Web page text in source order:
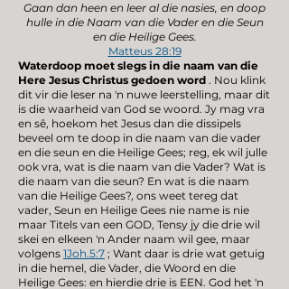
Gaan dan heen en leer al die nasies, en doop
hulle in die Naam van die Vader en die Seun
en die Heilige Gees.
Matteus 28:19
Waterdoop moet slegs in die naam van die
Here Jesus Christus gedoen word . Nou klink
dit vir die leser na 'n nuwe leerstelling, maar dit
is die waarheid van God se woord. Jy mag vra
en sê, hoekom het Jesus dan die dissipels
beveel om te doop in die naam van die vader
en die seun en die Heilige Gees; reg, ek wil julle
ook vra, wat is die naam van die Vader? Wat is
die naam van die seun? En wat is die naam
van die Heilige Gees?, ons weet tereg dat
vader, Seun en Heilige Gees nie name is nie
maar Titels van een GOD, Tensy jy die drie wil
skei en elkeen 'n Ander naam wil gee, maar
volgens 1Joh.5:7 ; Want daar is drie wat getuig
in die hemel, die Vader, die Woord en die
Heilige Gees: en hierdie drie is EEN. God het 'n